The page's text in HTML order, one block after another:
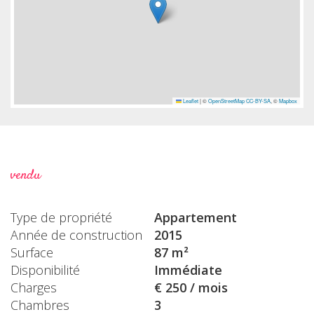
Leaflet |©OpenStreetMap CC-BY-SA, ©Mapbox
vendu
Type de propriété
Appartement
Année de construction
2015
Surface
87 m²
Disponibilité
Immédiate
Charges
€ 250 / mois
Chambres
3